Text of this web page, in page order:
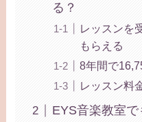
る？
レッスンを
もらえる
8年間で
レッスン料
EYS音楽教室